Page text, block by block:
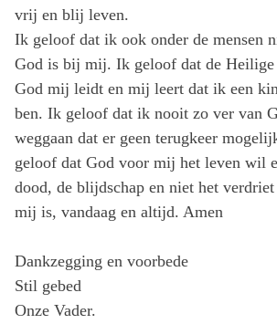
vrij en blij leven.
Ik geloof dat ik ook onder de mensen
God is bij mij. Ik geloof dat de Heilige
God mij leidt en mij leert dat ik een
ben. Ik geloof dat ik nooit zo ver van
weggaan dat er geen terugkeer
geloof dat God voor mij het leven wil
dood, de blijdschap en niet het
mij is, vandaag en altijd. Amen
Dankzegging en voorbede
Stil gebed
Onze Vader.